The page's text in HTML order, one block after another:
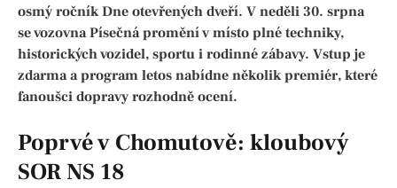
osmý ročník Dne otevřených dveří. V neděli 30. srpna
se vozovna Písečná promění v místo plné techniky,
historických vozidel, sportu i rodinné zábavy. Vstup je
zdarma a program letos nabídne několik premiér, které
fanoušci dopravy rozhodně ocení.
Poprvé v Chomutově: kloubový
SOR NS 18